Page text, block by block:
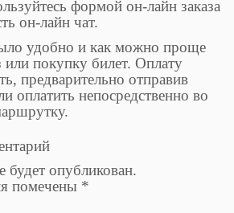
формой он-лайн заказа
он-лайн чат.
удобно и как можно проще
или покупку билет. Оплату
предварительно отправив
оплатить непосредственно во
будет опубликован.
помечены *